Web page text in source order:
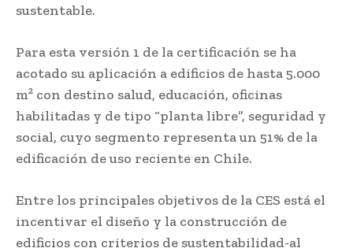
sustentable.
Para esta versión 1 de la certificación se ha
acotado su aplicación a edificios de hasta 5.000
m² con destino salud, educación, oficinas
habilitadas y de tipo “planta libre”, seguridad y
social, cuyo segmento representa un 51% de la
edificación de uso reciente en Chile.
Entre los principales objetivos de la CES está el
incentivar el diseño y la construcción de
edificios con criterios de sustentabilidad-al